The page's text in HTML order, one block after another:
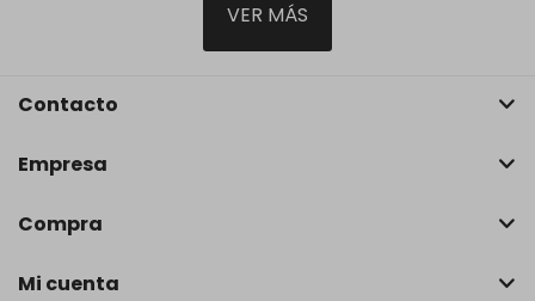
VER MÁS
Contacto
Empresa
Compra
Mi cuenta